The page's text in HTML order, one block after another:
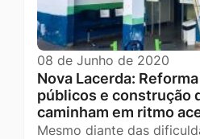
08 de Junho de 2020
Nova Lacerda:
públicos e construção
caminham em ritmo
Mesmo diante das